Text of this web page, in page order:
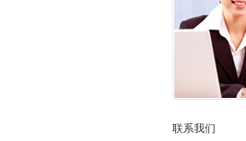
联系我们